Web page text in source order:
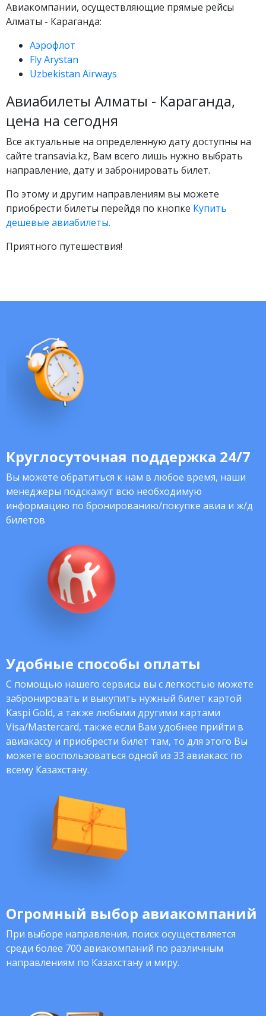
Авиакомпании, осуществляющие прямые рейсы
Алматы - Караганда:
Аэрофлот
Fly Arystan
Uzbekistan Airways
Авиабилеты Алматы - Караганда,
цена на сегодня
Все актуальные на определенную дату доступны на
сайте transavia.kz, Вам всего лишь нужно выбрать
направление, дату и забронировать билет.
По этому и другим направлениям вы можете
приобрести билеты перейдя по кнопке Купить
дешевые авиабилеты.
Приятного путешествия!
Круглосуточная поддержка 24/7
Вы можете обратиться к нам в любое время, наши
менеджеры подскажут всю необходимую
информацию по бронированию/покупке авиа и ж/д
билетов
Удобные способы оплаты
С помощью нашего сервисы вы с легкостью можете
забронировать и выкупить нужный билет картой
Kaspi Gold, а также любыми другими картами
Visa/Mastercard, также если Вам удобнее прийти в
авиакассу и приобрести билет там, то для этого Вы
можете воспользоваться одной из 33 авиакасс по
всему Казахстану.
Огромный выбор авиакомпаний
При выборе направления, поиск осуществляется
среди более 700 авиакомпаний по различным
направлениям по Казахстану и миру.